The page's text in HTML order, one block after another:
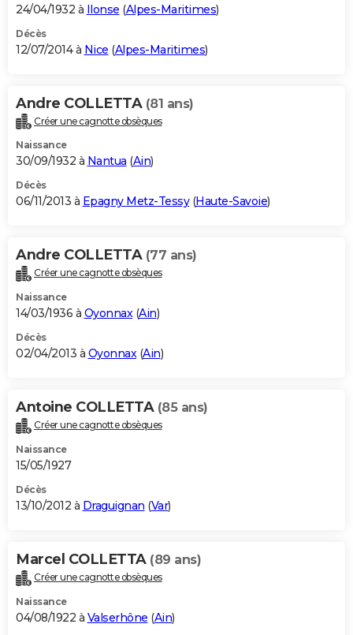
24/04/1932 à Ilonse (Alpes-Maritimes)
Décès
12/07/2014 à Nice (Alpes-Maritimes)
Andre COLLETTA (81 ans)
Créer une cagnotte obsèques
Naissance
30/09/1932 à Nantua (Ain)
Décès
06/11/2013 à Epagny Metz-Tessy(Haute-Savoie)
Andre COLLETTA (77 ans)
Créer une cagnotte obsèques
Naissance
14/03/1936 à Oyonnax(Ain)
Décès
02/04/2013 à Oyonnax(Ain)
Antoine COLLETTA (85 ans)
Créer une cagnotte obsèques
Naissance
15/05/1927
Décès
13/10/2012 à Draguignan (Var)
Marcel COLLETTA (89 ans)
Créer une cagnotte obsèques
Naissance
04/08/1922 à Valserhône (Ain)